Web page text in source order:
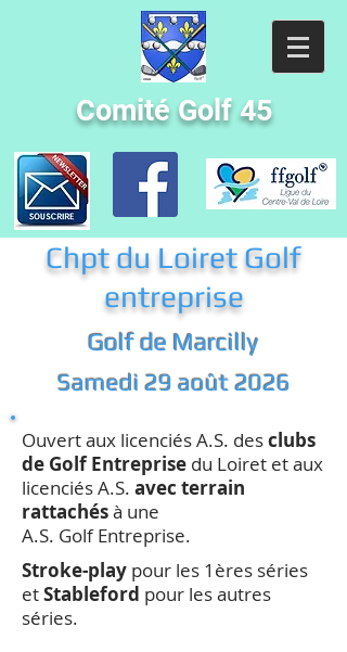
Comité Golf 45
Chpt du Loiret Golf
entreprise
Golf de Marcilly
Samedi 29 août 2026
Ouvert aux licenciés A.S. desclubs
de Golf Entreprise du Loiret et aux
licenciés A.S. avec terrain
rattachésà une
A.S. Golf Entreprise.
Stroke-play pour les 1ères séries
etStableford pour les autres
séries.